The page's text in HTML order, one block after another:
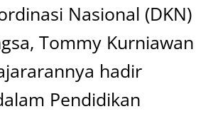
Nasional (DKN)
Tommy Kurniawan
hadir
Pendidikan